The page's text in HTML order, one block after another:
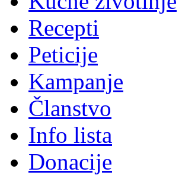
Recepti
Peticije
Kampanje
Članstvo
Info lista
Donacije